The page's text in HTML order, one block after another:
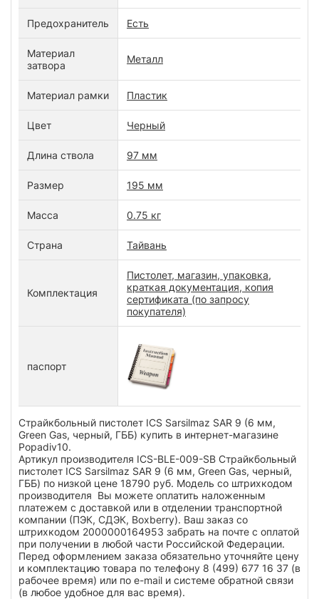
Предохранитель Есть
Материал
затвора
Металл
Материал рамки Пластик
Цвет Черный
Длина ствола 97 мм
Размер 195 мм
Масса 0.75 кг
Страна Тайвань
Комплектация
Пистолет, магазин, упаковка,
краткая документация, копия
сертификата (по запросу
покупателя)
паспорт
Страйкбольный пистолет ICS Sarsilmaz SAR 9 (6 мм,
Green Gas, черный, ГББ) купить в интернет-магазине
Popadiv10.
Артикул производителя ICS-BLE-009-SB Страйкбольный
пистолет ICS Sarsilmaz SAR 9 (6 мм, Green Gas, черный,
ГББ) по низкой цене 18790 руб. Модель со штрихкодом
производителя Вы можете оплатить наложенным
платежем с доставкой или в отделении транспортной
компании (ПЭК, СДЭК, Boxberry). Ваш заказ со
штрихкодом 2000000164953 забрать на почте с оплатой
при получении в любой части Российской Федерации.
Перед оформлением заказа обязательно уточняйте цену
и комплектацию товара по телефону 8 (499) 677 16 37 (в
рабочее время) или по e-mail и системе обратной связи
(в любое удобное для вас время).